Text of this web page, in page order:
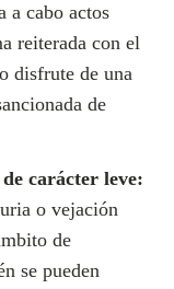
a cabo actos
reiterada con el
disfrute de una
de
carácter leve:
o vejación
de
se pueden